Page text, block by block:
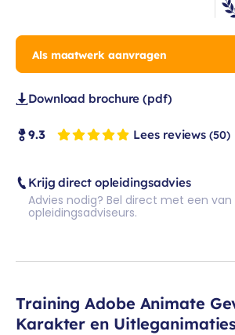
Training Adobe Animate
Karakter en
Als maatwerk aanvragen
Download brochure (pdf)
9.3 Lees reviews (50)
Krijg direct opleidingsadvies
Advies nodig? Bel direct met een van
opleidingsadviseurs.